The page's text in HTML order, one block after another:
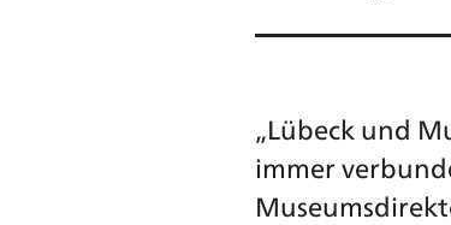
„Lübeck und
immer